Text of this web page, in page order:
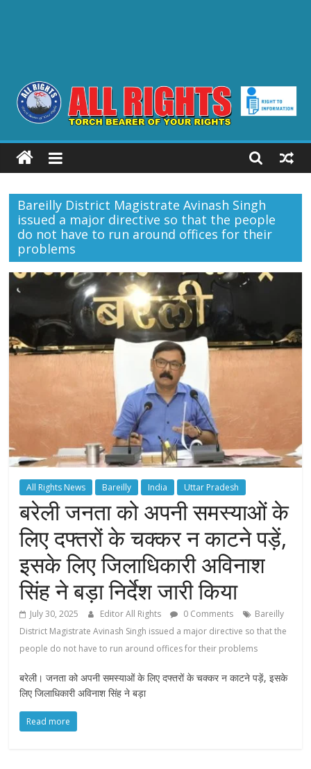
ALL
RIGHTS
Torch
Bearer
of
your
Rights
Bareilly District Magistrate Avinash Singh
issued a major directive so that the people
do not have to run around offices for their
problems
All Rights News Bareilly India Uttar Pradesh
बरेली जनता को अपनी समस्याओं के
लिए दफ्तरों के चक्कर न काटने पड़ें,
इसके लिए जिलाधिकारी अविनाश
सिंह ने बड़ा निर्देश जारी किया
July 30, 2025 Editor All Rights 0 Comments
Bareilly
District Magistrate Avinash Singh issued a major directive so that the
people do not have to run around offices for their problems
बरेली। जनता को अपनी समस्याओं के लिए दफ्तरों के चक्कर न काटने पड़ें, इसके
लिए जिलाधिकारी अविनाश सिंह ने बड़ा
Read more